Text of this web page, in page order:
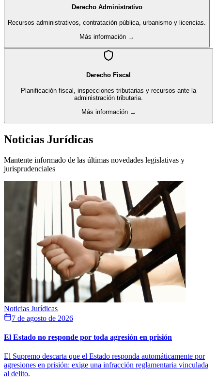
Derecho Administrativo
Recursos administrativos, contratación pública, urbanismo y licencias.
Más información →
Derecho Fiscal
Planificación fiscal, inspecciones tributarias y recursos ante la
administración tributaria.
Más información →
Noticias Jurídicas
Mantente informado de las últimas novedades legislativas y
jurisprudenciales
Noticias Jurídicas
7 de agosto de 2026
El Estado no responde por toda agresión en prisión
El Supremo descarta que el Estado responda automáticamente por
agresiones en prisión: exige una infracción reglamentaria vinculada
al delito.